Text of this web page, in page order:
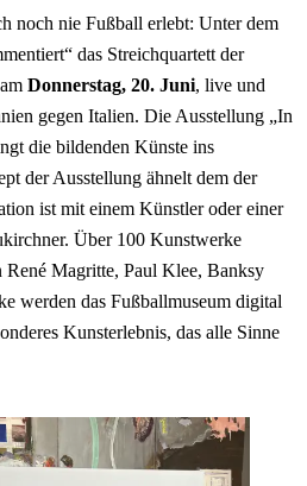
noch nie Fußball erlebt: Unter dem
das Streichquartett der
Donnerstag, 20. Juni, live und
gegen Italien. Die Ausstellung „In
die bildenden Künste ins
der Ausstellung ähnelt dem der
ist mit einem Künstler oder einer
Über 100 Kunstwerke
René Magritte, Paul Klee, Banksy
werden das Fußballmuseum digital
Kunsterlebnis, das alle Sinne